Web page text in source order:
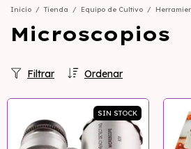
Inicio / Tienda / Equipo de Cultivo /
Microscopios
Ordenar
Filtrar
SIN STOCK